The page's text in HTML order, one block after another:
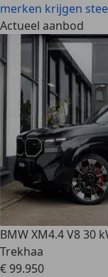
merken krijgen
Actueel aanbod
BMW XM4.4 V8 30
Trekhaa
€ 99.950